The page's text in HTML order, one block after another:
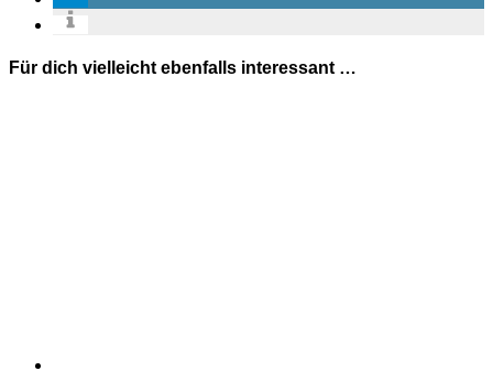
Für dich vielleicht ebenfalls interessant …